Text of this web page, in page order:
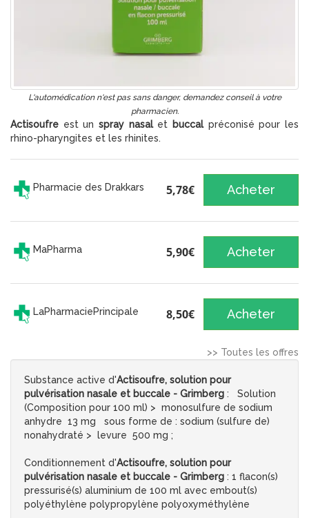
L'automédication n'est pas sans danger, demandez conseil à votre
pharmacien.
Actisoufre est un spray nasalet buccalpréconisé pour les
rhino-pharyngites et les rhinites.
Pharmacie des Drakkars 5,78€ Acheter
MaPharma 5,90€ Acheter
LaPharmaciePrincipale 8,50€ Acheter
>> Toutes les offres
Substance active d'Actisoufre, solution pour
pulvérisation nasale et buccale - Grimberg : Solution
(Composition pour 100 ml) > monosulfure de sodium
anhydre 13 mg sous forme de : sodium (sulfure de)
nonahydraté > levure 500 mg ;
Conditionnement d'Actisoufre, solution pour
pulvérisation nasale et buccale - Grimberg : 1 flacon(s)
pressurisé(s) aluminium de 100 ml avec embout(s)
polyéthylène polypropylène polyoxyméthylène